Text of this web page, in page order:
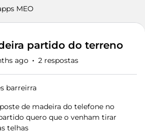
MEO
partido do terreno
ago 2 respostas
barreirra
de madeira do telefone no
quero que o venham tirar
telhas